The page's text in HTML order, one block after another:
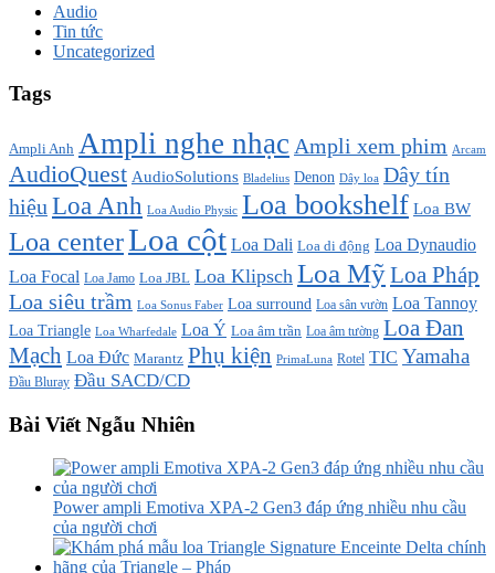
Audio
Tin tức
Uncategorized
Tags
Ampli Anh Ampli nghe nhạc Ampli xem phim Arcam
AudioQuest AudioSolutions Bladelius Denon Dây loa Dây tín
hiệu Loa Anh Loa Audio Physic Loa bookshelf Loa BW
Loa centerLoa cột Loa Dali Loa di động Loa Dynaudio
Loa Focal Loa Jamo Loa JBL Loa Klipsch Loa MỹLoa Pháp
Loa siêu trầm Loa Sonus Faber Loa surround Loa sân vườn Loa Tannoy
Loa Triangle Loa Wharfedale Loa Ý Loa âm trần Loa âm tường Loa Đan
Mạch Loa Đức Marantz Phụ kiện PrimaLuna Rotel TIC Yamaha
Đầu Bluray Đầu SACD/CD
Bài Viết Ngẫu Nhiên
Power ampli Emotiva XPA-2 Gen3 đáp ứng nhiều nhu cầu
của người chơi